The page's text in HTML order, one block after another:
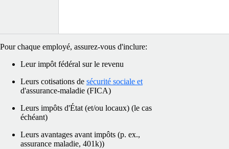
Pour chaque employé, assurez-vous d'inclure:
Leur impôt fédéral sur le revenu
Leurs cotisations de sécurité sociale et
d'assurance-maladie (FICA)
Leurs impôts d'État (et/ou locaux) (le cas
échéant)
Leurs avantages avant impôts (p. ex.,
assurance maladie, 401k))